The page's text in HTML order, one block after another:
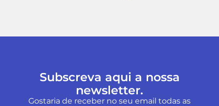
Subscreva aqui a nossa
newsletter.
Gostaria de receber no seu email todas as